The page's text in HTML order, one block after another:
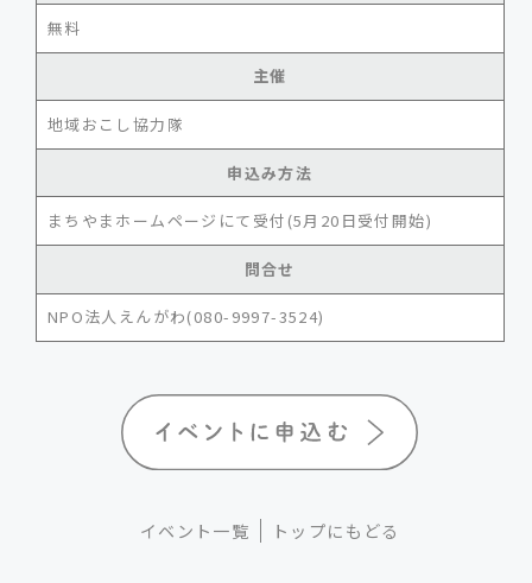
無料
主催
地域おこし協力隊
申込み方法
まちやまホームページにて受付(5月20日受付開始)
問合せ
NPO法人えんがわ(080-9997-3524)
イベント一覧 トップにもどる